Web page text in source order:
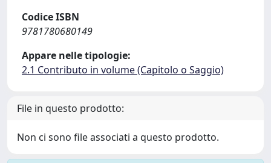
Codice ISBN
9781780680149
Appare nelle tipologie:
2.1 Contributo in volume (Capitolo o Saggio)
File in questo prodotto:
Non ci sono file associati a questo prodotto.